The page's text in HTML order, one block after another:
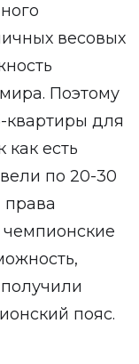
весовых
Поэтому
для
как есть
по 20-30
права
чемпионские
пояс.